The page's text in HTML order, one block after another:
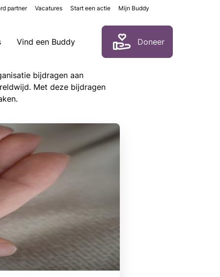
Vind een Buddy Doneer
partner Vacatures Start een actie Mijn Buddy
bijdragen aan
Met deze bijdragen